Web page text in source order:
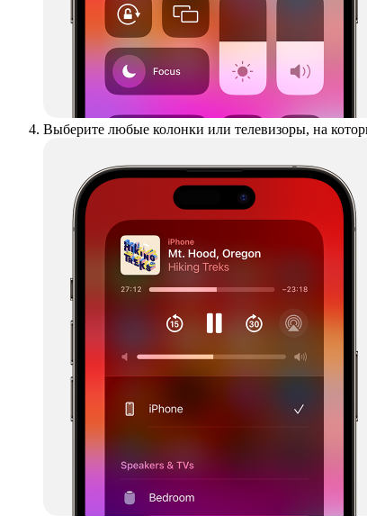
Выберите любые колонки или телевизоры, на